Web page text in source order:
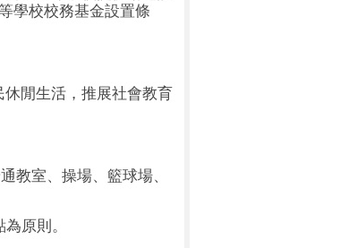
學校校務基金設置條
閒生活，推展社會教育
教室、操場、籃球場、
為原則。